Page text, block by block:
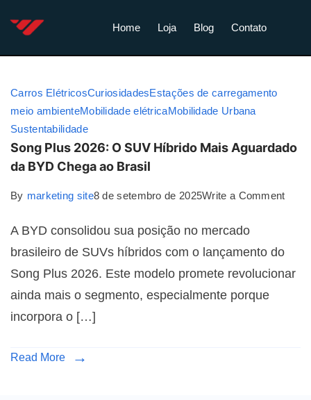
Home Loja Blog Contato
Carros ElétricosCuriosidadesEstações de carregamento
meio ambienteMobilidade elétricaMobilidade Urbana
Sustentabilidade
Song Plus 2026: O SUV Híbrido Mais Aguardado
da BYD Chega ao Brasil
By marketing site8 de setembro de 2025Write a Comment
A BYD consolidou sua posição no mercado
brasileiro de SUVs híbridos com o lançamento do
Song Plus 2026. Este modelo promete revolucionar
ainda mais o segmento, especialmente porque
incorpora o […]
Read More